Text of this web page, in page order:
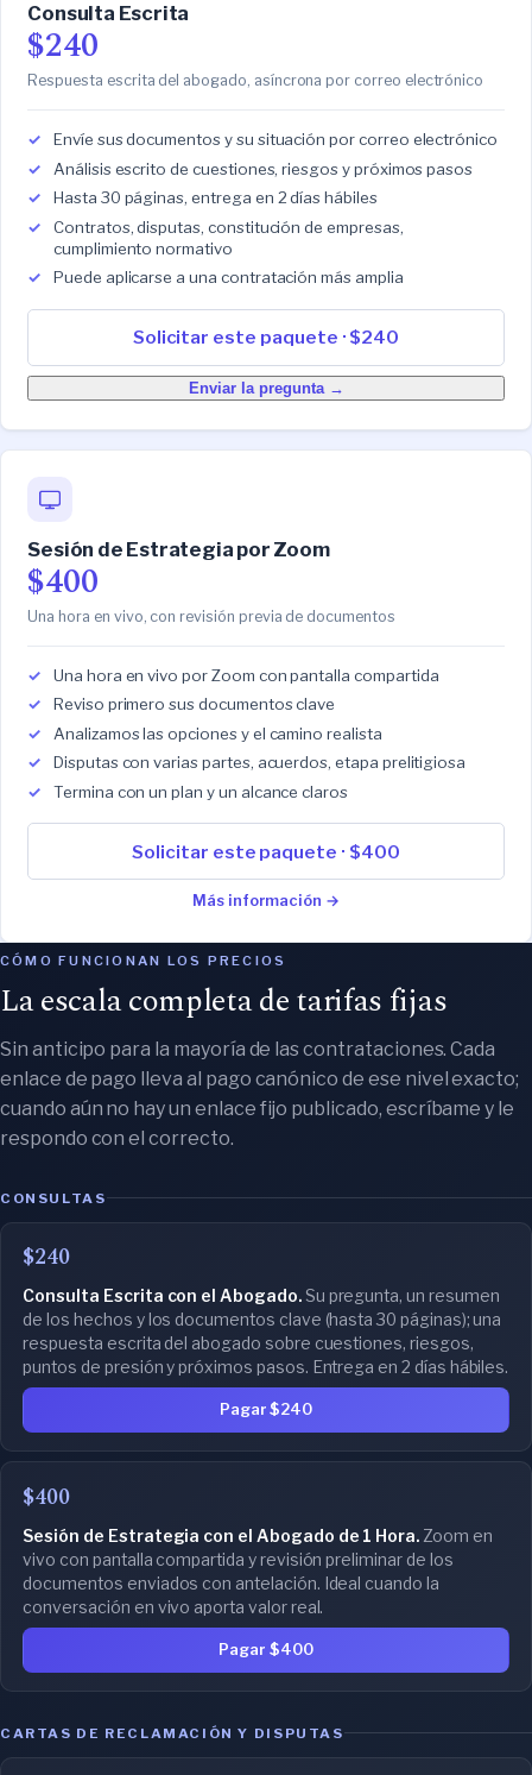
Consulta Escrita
$240
Respuesta escrita del abogado, asíncrona por correo electrónico
Envíe sus documentos y su situación por correo electrónico
Análisis escrito de cuestiones, riesgos y próximos pasos
Hasta 30 páginas, entrega en 2 días hábiles
Contratos, disputas, constitución de empresas,
cumplimiento normativo
Puede aplicarse a una contratación más amplia
Solicitar este paquete · $240
Enviar la pregunta →
Sesión de Estrategia por Zoom
$400
Una hora en vivo, con revisión previa de documentos
Una hora en vivo por Zoom con pantalla compartida
Reviso primero sus documentos clave
Analizamos las opciones y el camino realista
Disputas con varias partes, acuerdos, etapa prelitigiosa
Termina con un plan y un alcance claros
Solicitar este paquete · $400
Más información →
CÓMO FUNCIONAN LOS PRECIOS
La escala completa de tarifas fijas
Sin anticipo para la mayoría de las contrataciones. Cada
enlace de pago lleva al pago canónico de ese nivel exacto;
cuando aún no hay un enlace fijo publicado, escríbame y le
respondo con el correcto.
CONSULTAS
$240
Consulta Escrita con el Abogado.Su pregunta, un resumen
de los hechos y los documentos clave (hasta 30 páginas); una
respuesta escrita del abogado sobre cuestiones, riesgos,
puntos de presión y próximos pasos. Entrega en 2 días hábiles.
Pagar $240
$400
Sesión de Estrategia con el Abogado de 1 Hora. Zoom en
vivo con pantalla compartida y revisión preliminar de los
documentos enviados con antelación. Ideal cuando la
conversación en vivo aporta valor real.
Pagar $400
CARTAS DE RECLAMACIÓN Y DISPUTAS